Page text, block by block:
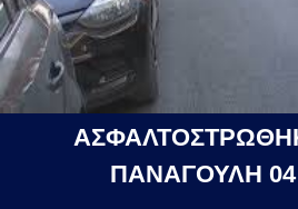
ΠΑΝΑΓΟΥΛΗ 04